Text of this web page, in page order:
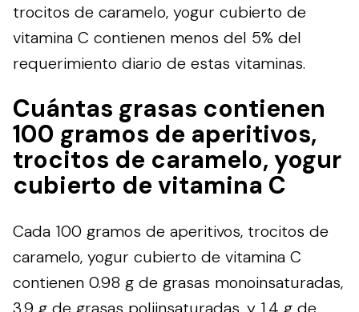
trocitos de caramelo, yogur cubierto de
vitamina C contienen menos del 5% del
requerimiento diario de estas vitaminas.
Cuántas grasas contienen
100 gramos de aperitivos,
trocitos de caramelo, yogur
cubierto de vitamina C
Cada 100 gramos de aperitivos, trocitos de
caramelo, yogur cubierto de vitamina C
contienen 0.98 g de grasas monoinsaturadas,
3.9 g de grasas poliinsaturadas, y 1.4 g de